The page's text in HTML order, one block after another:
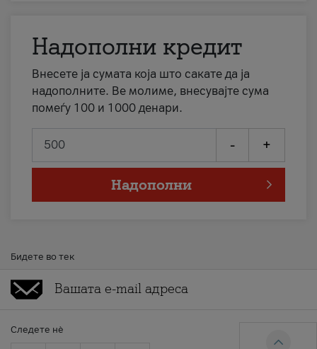
Надополни кредит
Внесете ја сумата која што сакате да ја
надополните. Ве молиме, внесувајте сума
помеѓу 100 и 1000 денари.
- +
Надополни
Бидете во тек
Следете нè